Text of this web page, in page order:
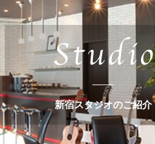
新宿スタジオのご紹介